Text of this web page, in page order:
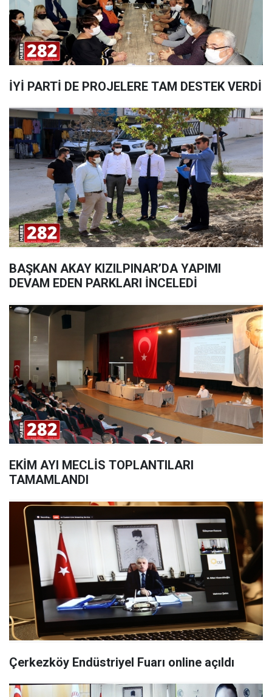
İYİ PARTİ DE PROJELERE TAM DESTEK VERDİ
BAŞKAN AKAY KIZILPINAR’DA YAPIMI
DEVAM EDEN PARKLARI İNCELEDİ
EKİM AYI MECLİS TOPLANTILARI
TAMAMLANDI
Çerkezköy Endüstriyel Fuarı online açıldı